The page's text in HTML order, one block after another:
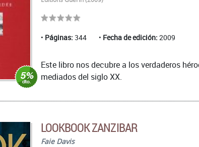
Páginas: 344 Fecha de edición: 2009
Este libro nos decubre a los verdaderos
mediados del siglo XX.
LOOKBOOK ZANZIBAR
Faie Davis